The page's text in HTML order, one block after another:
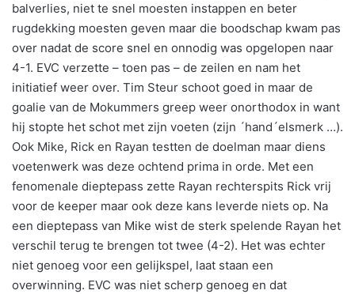
balverlies, niet te snel moesten instappen en beter
rugdekking moesten geven maar die boodschap kwam pas
over nadat de score snel en onnodig was opgelopen naar
4-1. EVC verzette – toen pas – de zeilen en nam het
initiatief weer over. Tim Steur schoot goed in maar de
goalie van de Mokummers greep weer onorthodox in want
hij stopte het schot met zijn voeten (zijn ´hand´elsmerk …).
Ook Mike, Rick en Rayan testten de doelman maar diens
voetenwerk was deze ochtend prima in orde. Met een
fenomenale dieptepass zette Rayan rechterspits Rick vrij
voor de keeper maar ook deze kans leverde niets op. Na
een dieptepass van Mike wist de sterk spelende Rayan het
verschil terug te brengen tot twee (4-2). Het was echter
niet genoeg voor een gelijkspel, laat staan een
overwinning. EVC was niet scherp genoeg en dat